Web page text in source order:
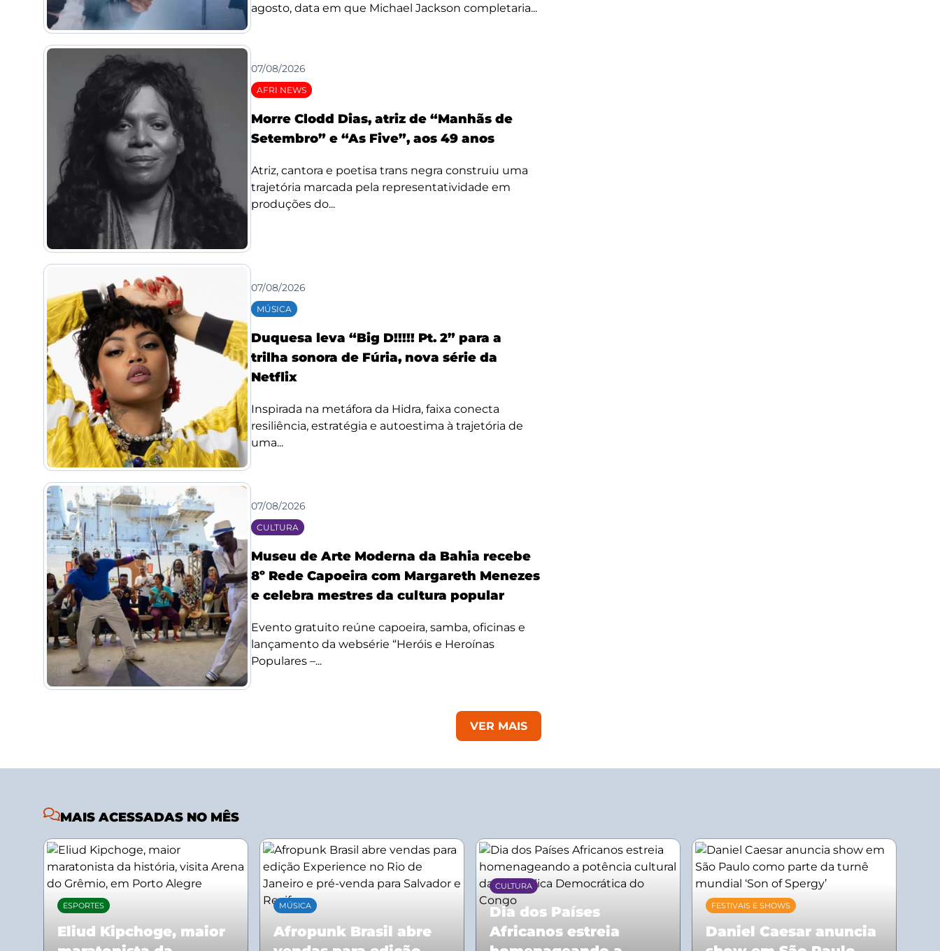
agosto, data em que Michael Jackson completaria...
07/08/2026
AFRI NEWS
Morre Clodd Dias, atriz de “Manhãs de
Setembro” e “As Five”, aos 49 anos
Atriz, cantora e poetisa trans negra construiu uma
trajetória marcada pela representatividade em
produções do...
07/08/2026
MÚSICA
Duquesa leva “Big D!!!!! Pt. 2” para a
trilha sonora de Fúria, nova série da
Netflix
Inspirada na metáfora da Hidra, faixa conecta
resiliência, estratégia e autoestima à trajetória de
uma...
07/08/2026
CULTURA
Museu de Arte Moderna da Bahia recebe
8º Rede Capoeira com Margareth Menezes
e celebra mestres da cultura popular
Evento gratuito reúne capoeira, samba, oficinas e
lançamento da websérie “Heróis e Heroínas
Populares –...
VER MAIS
MAIS ACESSADAS NO MÊS
ESPORTES
Eliud Kipchoge, maior
MÚSICA
Afropunk Brasil abre
CULTURA
Dia dos Países
Africanos estreia
FESTIVAIS E SHOWS
Daniel Caesar anuncia